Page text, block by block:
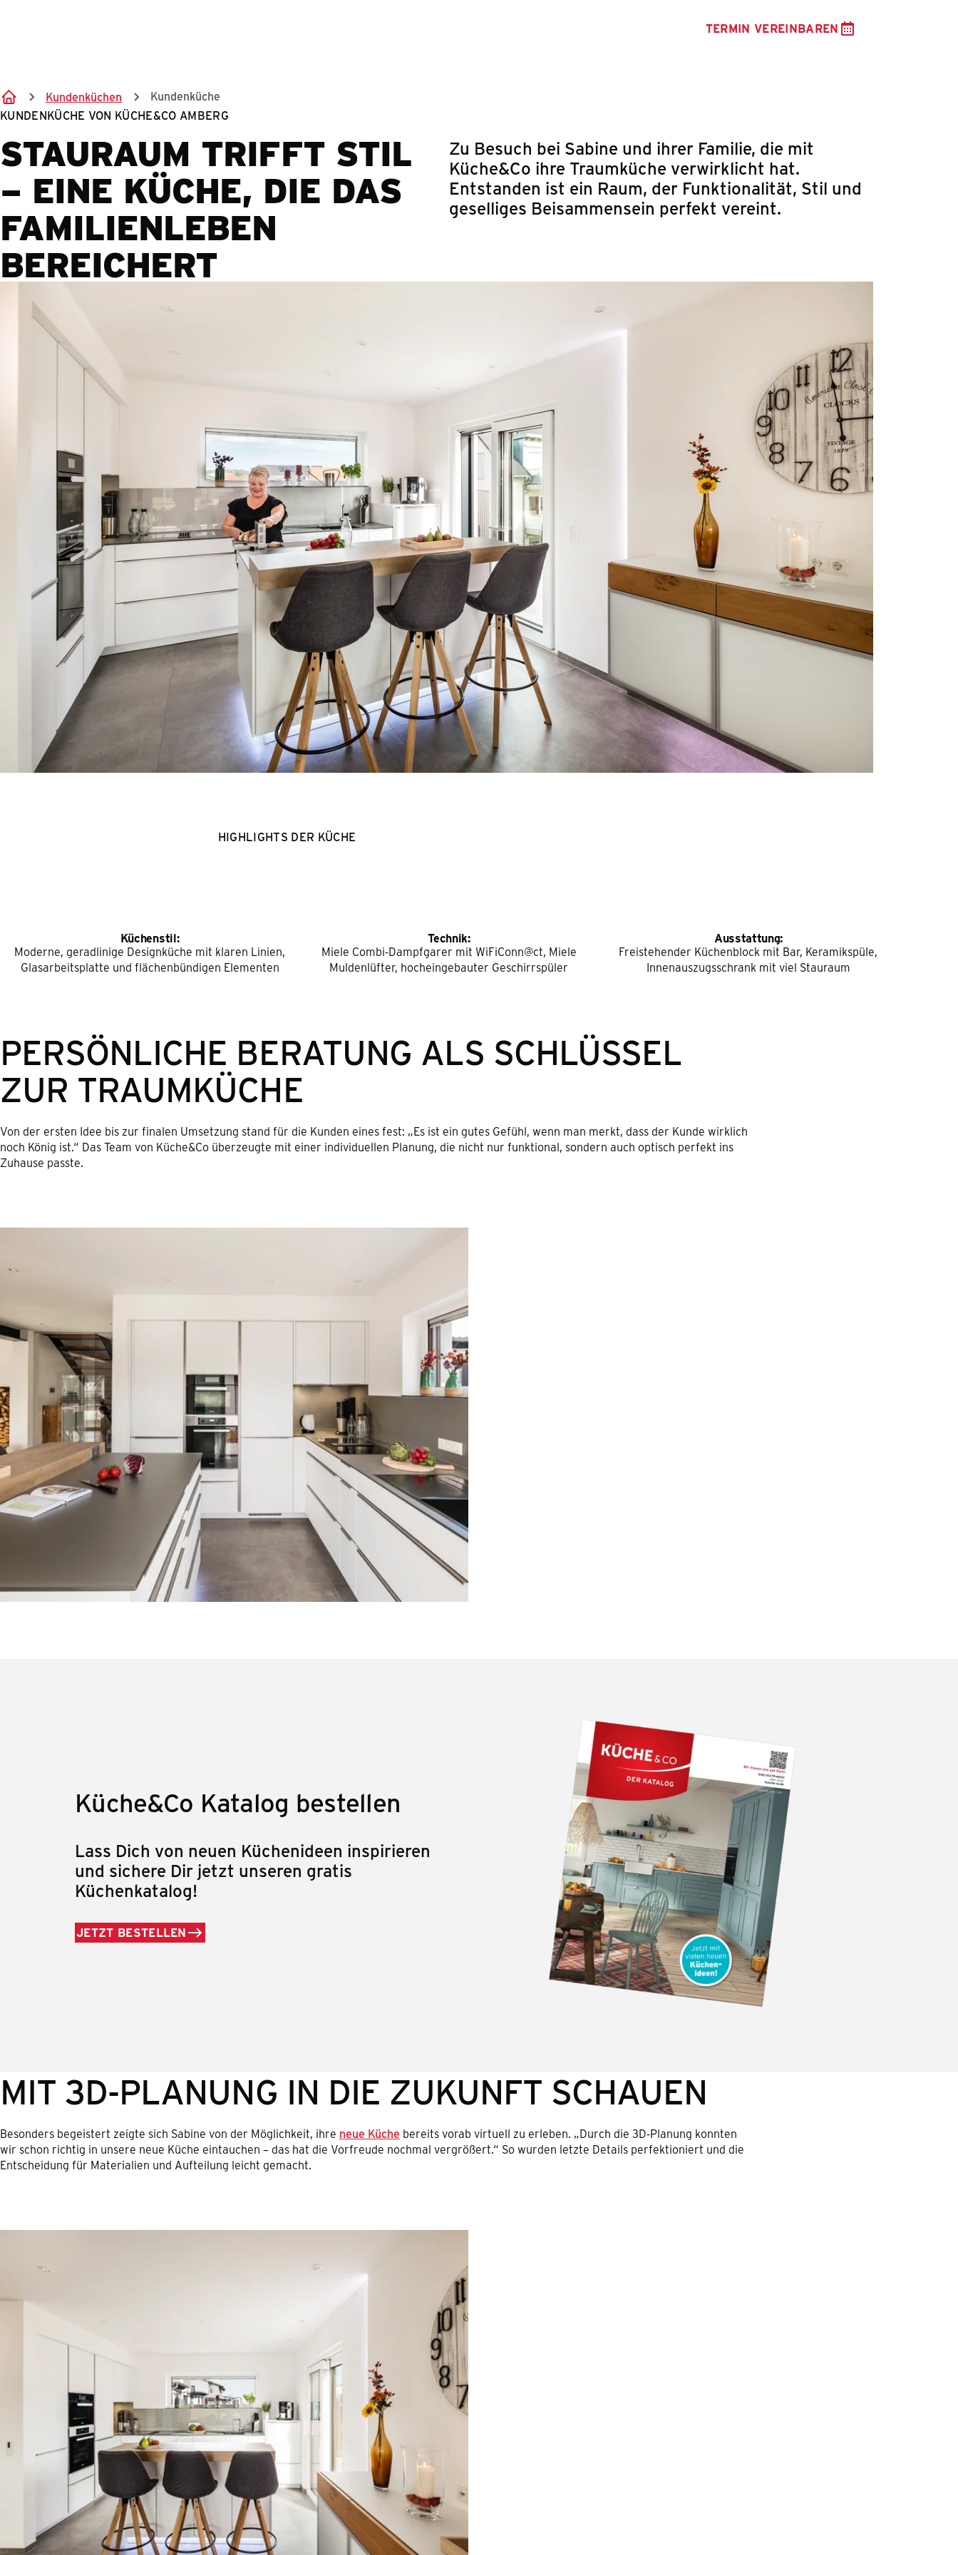
TERMIN VEREINBAREN
Kundenküchen
Kundenküche
KUNDENKÜCHE VON KÜCHE&CO AMBERG
STAURAUM TRIFFT STIL
– EINE KÜCHE, DIE DAS
FAMILIENLEBEN
BEREICHERT
Zu Besuch bei Sabine und ihrer Familie, die mit
Küche&Co ihre Traumküche verwirklicht hat.
Entstanden ist ein Raum, der Funktionalität, Stil und
geselliges Beisammensein perfekt vereint.
HIGHLIGHTS DER KÜCHE
Küchenstil:
Moderne, geradlinige Designküche mit klaren Linien,
Glasarbeitsplatte und flächenbündigen Elementen
Technik:
Miele Combi-Dampfgarer mit WiFiConn@ct, Miele
Muldenlüfter, hocheingebauter Geschirrspüler
Ausstattung:
Freistehender Küchenblock mit Bar, Keramikspüle,
Innenauszugsschrank mit viel Stauraum
PERSÖNLICHE BERATUNG ALS SCHLÜSSEL
ZUR TRAUMKÜCHE
Von der ersten Idee bis zur finalen Umsetzung stand für die Kunden eines fest: „Es ist ein gutes Gefühl, wenn man merkt, dass der Kunde wirklich
noch König ist.“ Das Team von Küche&Co überzeugte mit einer individuellen Planung, die nicht nur funktional, sondern auch optisch perfekt ins
Zuhause passte.
Küche&Co Katalog bestellen
Lass Dich von neuen Küchenideen inspirieren
und sichere Dir jetzt unseren gratis
Küchenkatalog!
JETZT BESTELLEN
MIT 3D-PLANUNG IN DIE ZUKUNFT SCHAUEN
Besonders begeistert zeigte sich Sabine von der Möglichkeit, ihre neue Küche bereits vorab virtuell zu erleben. „Durch die 3D-Planung konnten
wir schon richtig in unsere neue Küche eintauchen – das hat die Vorfreude nochmal vergrößert.“ So wurden letzte Details perfektioniert und die
Entscheidung für Materialien und Aufteilung leicht gemacht.